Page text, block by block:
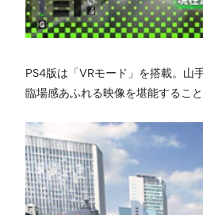
PS4版は「VRモード」を搭載。山
臨場感あふれる映像を堪能すること